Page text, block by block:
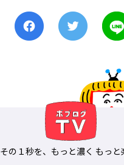
その１秒を、もっと濃く もっと